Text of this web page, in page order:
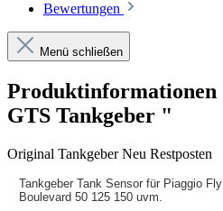
Bewertungen
Menü schließen
Produktinformationen
GTS Tankgeber "
Original Tankgeber Neu Restposten
Tankgeber Tank Sensor für Piaggio
Boulevard 50 125 150 uvm.